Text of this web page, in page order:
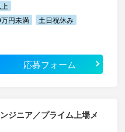
円未満
土日祝休み
応募フォーム
ジニア／プライム上場メ